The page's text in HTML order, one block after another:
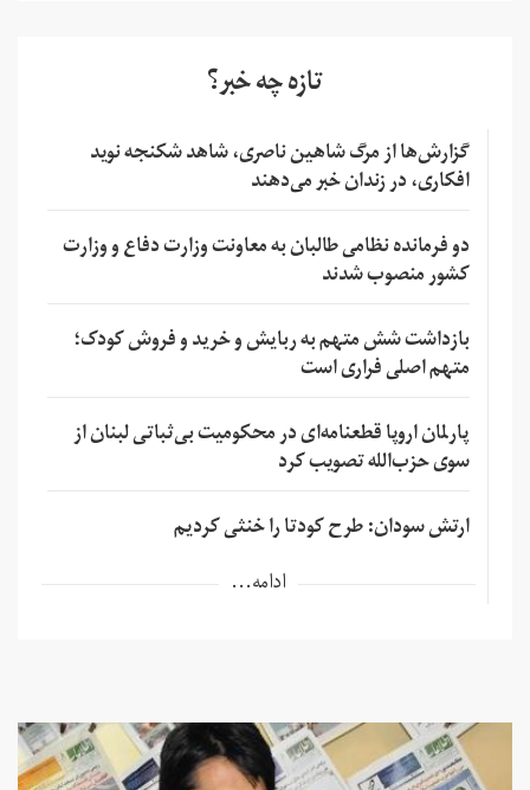
تازه چه خبر؟
گزارش‌ها از مرگ شاهین ناصری، شاهد شکنجه نوید
افکاری، در زندان خبر می‌دهند
دو فرمانده نظامی طالبان به معاونت وزارت دفاع و وزارت
کشور منصوب شدند
بازداشت شش متهم به ربایش و خرید و فروش کودک؛
متهم اصلی فراری است
پارلمان اروپا قطعنامه‌ای در محکومیت بی‌ثباتی لبنان از
سوی حزب‌الله تصویب کرد
ارتش سودان: طرح کودتا را خنثی کردیم
ادامه...